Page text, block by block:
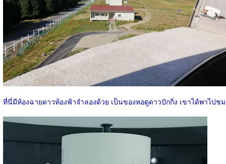
ที่นี่มีห้องฉายดาวท้องฟ้าจำลองด้วย เป็นของหอดูดาวปักกิ่ง เขาได้พาไปชม